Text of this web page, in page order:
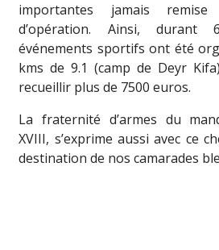
importantes jamais
d’opération. Ainsi, durant
événements sportifs ont été
kms de 9.1 (camp de Deyr
recueillir plus de 7500 euros.
La fraternité d’armes du
XVIII, s’exprime aussi avec ce
destination de nos camarades